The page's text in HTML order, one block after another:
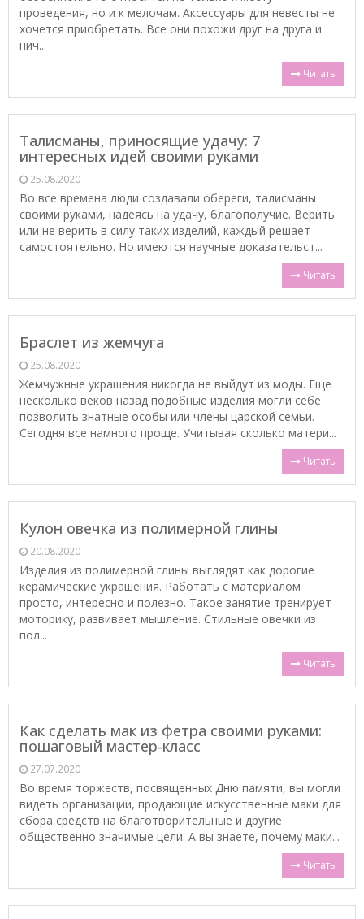
проведения, но и к мелочам. Аксессуары для невесты не
хочется приобретать. Все они похожи друг на друга и
нич...
Читать
Талисманы, приносящие удачу: 7
интересных идей своими руками
25.08.2020
Во все времена люди создавали обереги, талисманы
своими руками, надеясь на удачу, благополучие. Верить
или не верить в силу таких изделий, каждый решает
самостоятельно. Но имеются научные доказательст...
Читать
Браслет из жемчуга
25.08.2020
Жемчужные украшения никогда не выйдут из моды. Еще
несколько веков назад подобные изделия могли себе
позволить знатные особы или члены царской семьи.
Сегодня все намного проще. Учитывая сколько матери...
Читать
Кулон овечка из полимерной глины
20.08.2020
Изделия из полимерной глины выглядят как дорогие
керамические украшения. Работать с материалом
просто, интересно и полезно. Такое занятие тренирует
моторику, развивает мышление. Стильные овечки из
пол...
Читать
Как сделать мак из фетра своими руками:
пошаговый мастер-класс
27.07.2020
Во время торжеств, посвященных Дню памяти, вы могли
видеть организации, продающие искусственные маки для
сбора средств на благотворительные и другие
общественно значимые цели. А вы знаете, почему маки...
Читать